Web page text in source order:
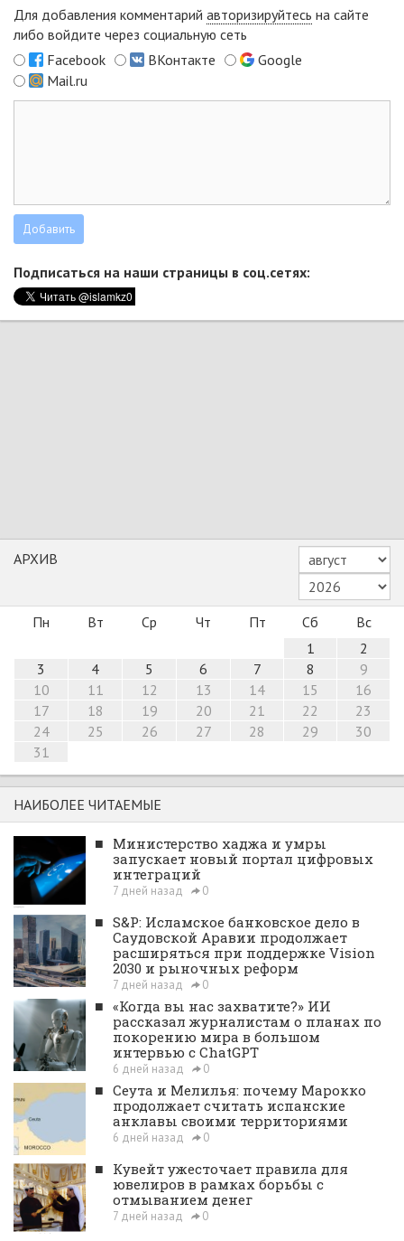
Для добавления комментарий авторизируйтесь на сайте
либо войдите через социальную сеть
Facebook
ВКонтакте
Google
Mail.ru
Подписаться на наши страницы в соц.сетях:
АРХИВ
Пн Вт Ср Чт Пт Сб
Вс
1
2
3
4 5 6 7 8
9
10
11 12 13 14 15
16
17
18 19 20 21 22
23
24
25 26 27 28 29
30
31
НАИБОЛЕЕ ЧИТАЕМЫЕ
■ Министерство хаджа и умры
запускает новый портал цифровых
интеграций
7 дней назад 0
■ S&P: Исламское банковское дело в
Саудовской Аравии продолжает
расширяться при поддержке Vision
2030 и рыночных реформ
7 дней назад 0
■ «Когда вы нас захватите?» ИИ
рассказал журналистам о планах по
покорению мира в большом
интервью с ChatGPT
6 дней назад 0
■ Сеута и Мелилья: почему Марокко
продолжает считать испанские
анклавы своими территориями
6 дней назад 0
■ Кувейт ужесточает правила для
ювелиров в рамках борьбы с
отмыванием денег
7 дней назад 0